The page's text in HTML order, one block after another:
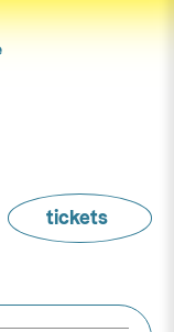
tickets